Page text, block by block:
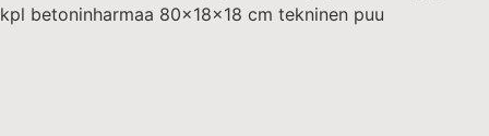
kpl betoninharmaa 80x18x18 cm tekninen puu